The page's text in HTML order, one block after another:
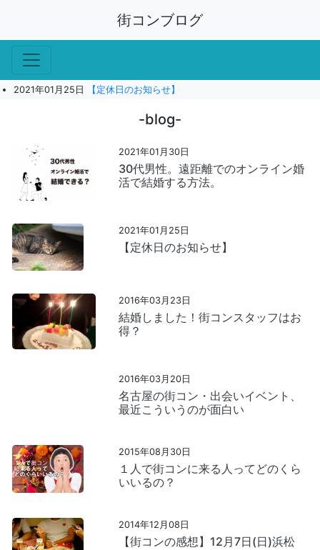
街コンブログ
2021年01月25日 【定休日のお知らせ】
-blog-
2021年01月30日
30代男性。遠距離でのオンライン婚
活で結婚する方法。
2021年01月25日
【定休日のお知らせ】
2016年03月23日
結婚しました！街コンスタッフはお
得？
2016年03月20日
名古屋の街コン・出会いイベント、
最近こういうのが面白い
2015年08月30日
１人で街コンに来る人ってどのくら
いいるの？
2014年12月08日
【街コンの感想】12月7日(日)浜松